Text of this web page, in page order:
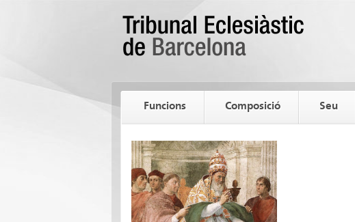
Funcions Composició Seu